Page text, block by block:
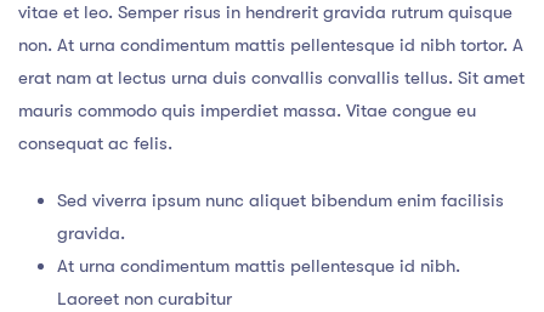
vitae et leo. Semper risus in hendrerit gravida rutrum quisque
non. At urna condimentum mattis pellentesque id nibh tortor. A
erat nam at lectus urna duis convallis convallis tellus. Sit amet
mauris commodo quis imperdiet massa. Vitae congue eu
consequat ac felis.
Sed viverra ipsum nunc aliquet bibendum enim facilisis
gravida.
At urna condimentum mattis pellentesque id nibh.
Laoreet non curabitur